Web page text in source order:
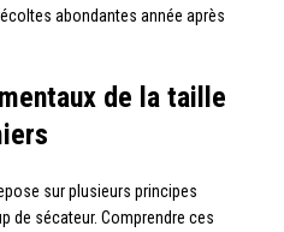
abondantes année après
de la taille
sur plusieurs principes
de sécateur. Comprendre ces